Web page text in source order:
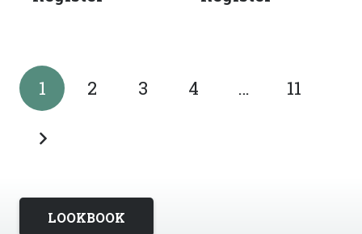
1 2 3 4 … 11
LOOKBOOK